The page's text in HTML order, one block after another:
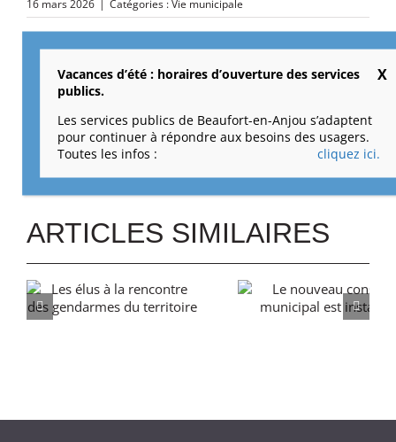
16 mars 2026 | Catégories :Vie municipale
Facebook
X RedditLinkedIn
TumblrPinterest
Vk Email
ARTICLES SIMILAIRES
Vacances d’été : horaires d’ouverture des services
publics.
Les services publics de Beaufort-en-Anjou s’adaptent
pour continuer à répondre aux besoins des usagers.
Toutes les infos :
cliquez ici.